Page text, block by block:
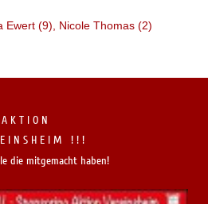
Ewert (9), Nicole Thomas (2)
A K T I O N
I N S H E I M ! ! !
die mitgemacht haben!